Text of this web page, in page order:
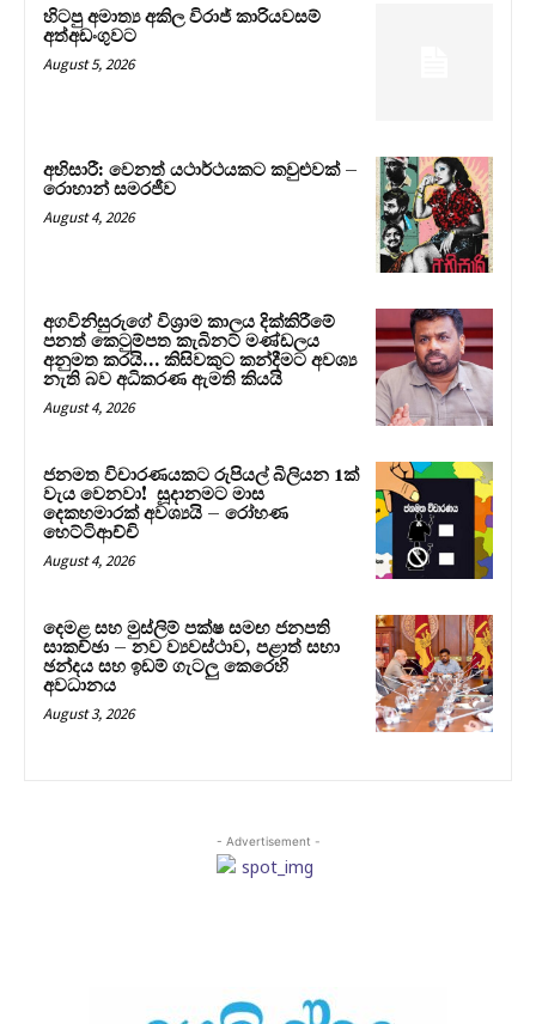
හිටපු අමාත්‍ය අකිල විරාජ් කාරියවසම්
අත්අඩංගුවට
August 5, 2026
අභිසාරී: වෙනත් යථාර්ථයකට කවුළුවක් –
රොහාන් සමරජීව
August 4, 2026
අගවිනිසුරුගේ විශ්‍රාම කාලය දික්කිරීමේ
පනත් කෙටුම්පත කැබිනට් මණ්ඩලය
අනුමත කරයි… කිසිවකුට කන්දීමට අවශ්‍ය
නැති බව අධිකරණ ඇමති කියයි
August 4, 2026
ජනමත විචාරණයකට රුපියල් බිලියන 1ක්
වැය වෙනවා! සූදානමට මාස
දෙකහමාරක් අවශ්‍යයි – රෝහණ
හෙට්ටිආච්චි
August 4, 2026
දෙමළ සහ මුස්ලිම් පක්ෂ සමඟ ජනපති
සාකච්ඡා – නව ව්‍යවස්ථාව, පළාත් සභා
ඡන්දය සහ ඉඩම් ගැටලු කෙරෙහි
අවධානය
August 3, 2026
- Advertisement -